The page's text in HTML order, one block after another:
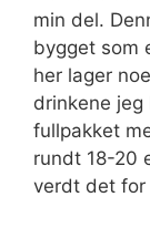
min del.
bygget som
her lager
drinkene jeg
fullpakket
rundt 18-20
verdt det for